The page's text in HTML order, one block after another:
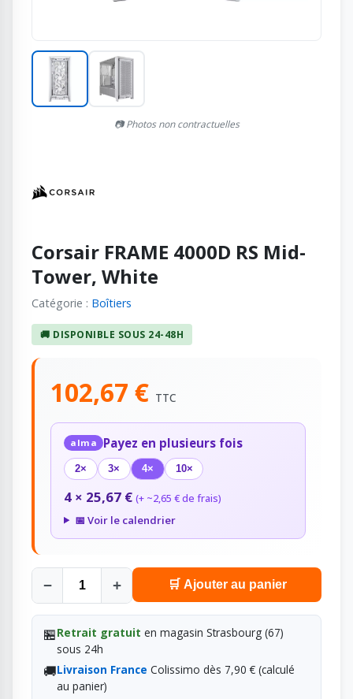
📷 Photos non contractuelles
Corsair FRAME 4000D RS Mid-
Tower, White
Catégorie : Boîtiers
🚚 DISPONIBLE SOUS 24-48H
102,67 € TTC
alma Payez en plusieurs fois
2× 3× 4× 10×
4 × 25,67 € (+ ~2,65 € de frais)
📅 Voir le calendrier
− + 🛒 Ajouter au panier
🏪Retrait gratuit en magasin Strasbourg (67)
sous 24h
🚚Livraison France Colissimo dès 7,90 € (calculé
au panier)